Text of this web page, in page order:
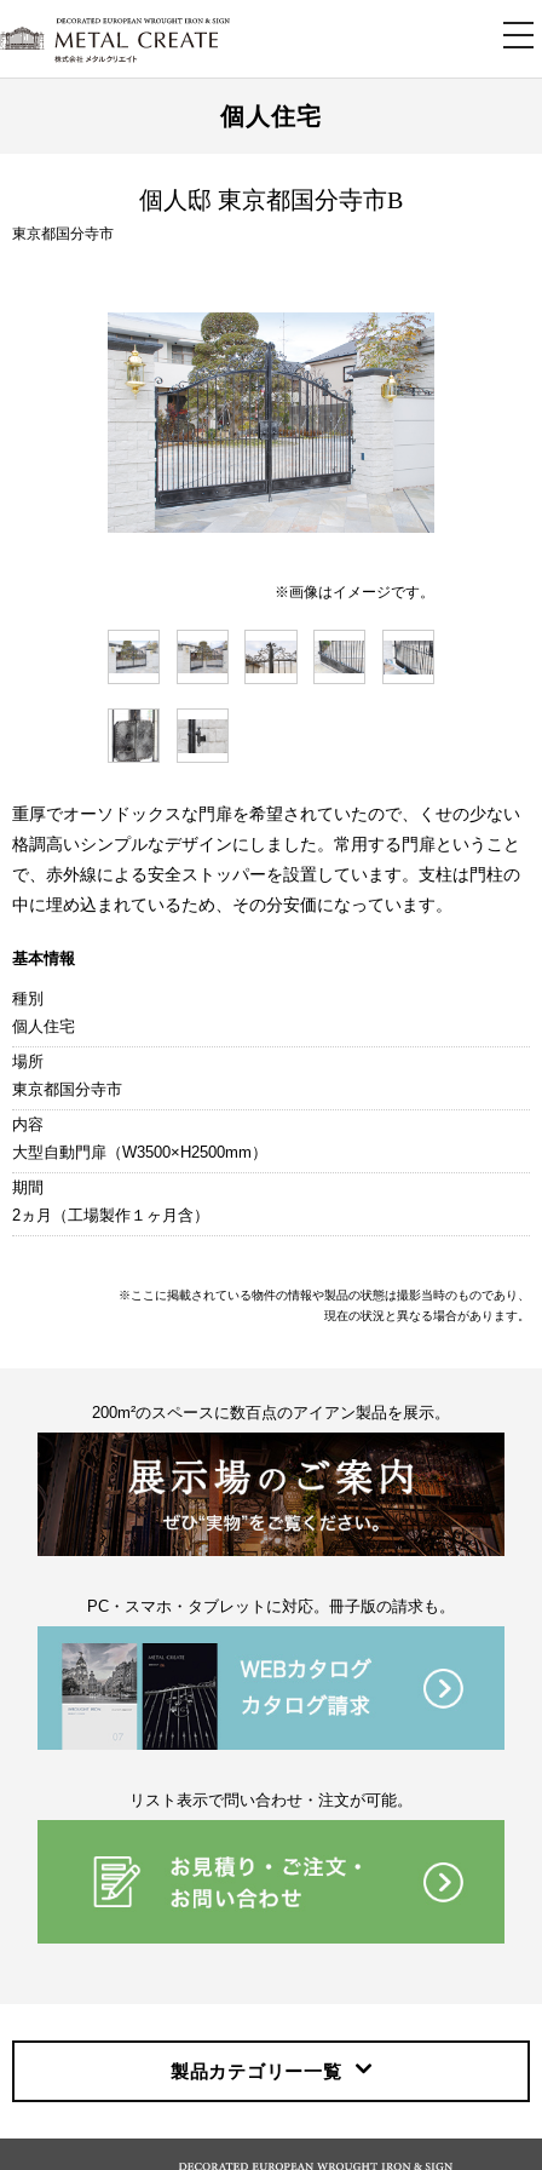
個人住宅
個人邸 東京都国分寺市B
東京都国分寺市
重厚でオーソドックスな門扉を希望されていたので、くせの少ない
格調高いシンプルなデザインにしました。常用する門扉ということ
で、赤外線による安全ストッパーを設置しています。支柱は門柱の
中に埋め込まれているため、その分安価になっています。
基本情報
種別
個人住宅
場所
東京都国分寺市
内容
大型自動門扉（W3500×H2500mm）
期間
2ヵ月（工場製作１ヶ月含）
※ここに掲載されている物件の情報や製品の状態は撮影当時のものであり、
現在の状況と異なる場合があります。
200m²のスペースに数百点のアイアン製品を展示。
PC・スマホ・タブレットに対応。冊子版の請求も。
リスト表示で問い合わせ・注文が可能。
製品カテゴリー一覧